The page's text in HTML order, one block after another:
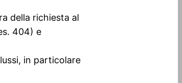
della richiesta al
404) e
in particolare